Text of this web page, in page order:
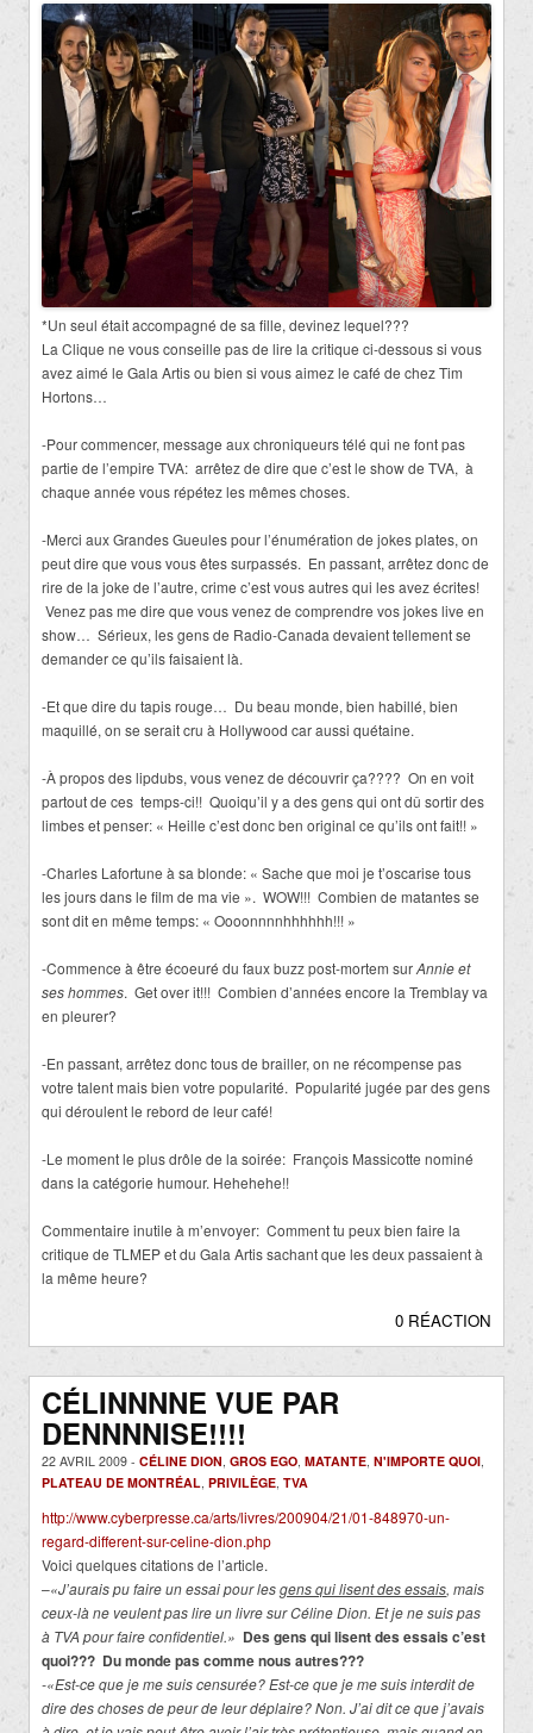
*Un seul était accompagné de sa fille, devinez lequel???
La Clique ne vous conseille pas de lire la critique ci-dessous si vous
avez aimé le Gala Artis ou bien si vous aimez le café de chezTim
Hortons…
-Pour commencer, message aux chroniqueurs télé qui ne font pas
partie de l’empire TVA: arrêtez de dire que c’est le show de TVA, à
chaque année vous répétez les mêmes choses.
-Merci aux Grandes Gueules pour l’énumération de jokes plates, on
peut dire que vous vous êtes surpassés. En passant, arrêtez donc de
rire de la joke de l’autre, crime c’est vous autres qui les avez écrites!
Venez pas me dire que vous venez de comprendre vos jokes live en
show… Sérieux, les gens de Radio-Canada devaient tellement se
demander ce qu’ils faisaient là.
-Et que dire du tapis rouge… Du beau monde, bien habillé, bien
maquillé, on se serait cru à Hollywood car aussi quétaine.
-À propos des lipdubs, vous venez de découvrir ça???? On en voit
partout de ces temps-ci!! Quoiqu’il y a des gens qui ont dû sortir des
limbes et penser: « Heille c’est donc ben original ce qu’ils ont fait!! »
-Charles Lafortune à sa blonde: « Sache que moi je t’oscarise tous
les jours dans le film de ma vie ». WOW!!! Combien de matantes se
sont dit en même temps: « Oooonnnnhhhhhh!!! »
-Commence à être écoeuré du faux buzz post-mortem surAnnie et
ses hommes. Get over it!!! Combien d’années encore la Tremblay va
en pleurer?
-En passant, arrêtez donc tous de brailler, on ne récompense pas
votre talent mais bien votre popularité. Popularité jugée par des gens
qui déroulent le rebord de leur café!
-Le moment le plus drôle de la soirée: François Massicotte nominé
dans la catégorie humour. Hehehehe!!
Commentaire inutile à m’envoyer: Comment tu peux bien faire la
critique de TLMEP et du Gala Artis sachant que les deux passaient à
la même heure?
0 RÉACTION
CÉLINNNNE VUE PAR
DENNNNISE!!!!
22 AVRIL 2009 - CÉLINE DION, GROS EGO, MATANTE, N'IMPORTE QUOI,
PLATEAU DE MONTRÉAL, PRIVILÈGE, TVA
http://www.cyberpresse.ca/arts/livres/200904/21/01-848970-un-
regard-different-sur-celine-dion.php
Voici quelques citations de l’article.
–«J’aurais pu faire un essai pour lesgens qui lisent des essais, mais
ceux-là ne veulent pas lire un livre sur Céline Dion. Et je ne suis pas
à TVA pour faire confidentiel.» Des gens qui lisent des essais c’est
quoi??? Du monde pas comme nous autres???
-«Est-ce que je me suis censurée? Est-ce que je me suis interdit de
dire des choses de peur de leur déplaire? Non. J’ai dit ce que j’avais